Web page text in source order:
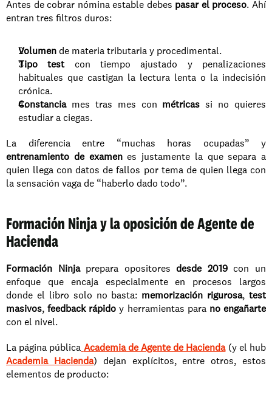
Antes de cobrar nómina estable debes pasar el proceso. Ahí
entran tres filtros duros:
Volumen de materia tributaria y procedimental.
Tipo test con tiempo ajustado y penalizaciones
habituales que castigan la lectura lenta o la indecisión
crónica.
Constancia mes tras mes con métricas si no quieres
estudiar a ciegas.
entrenamiento de examen es justamente la que separa a
quien llega con datos de fallos por tema de quien llega con
la sensación vaga de “haberlo dado todo”.
Formación Ninja y la oposición de Agente de
Hacienda
Formación Ninja prepara opositores desde 2019 con un
enfoque que encaja especialmente en procesos largos
donde el libro solo no basta: memorización rigurosa, test
masivos, feedback rápido y herramientas para no engañarte
con el nivel.
La página pública Academia de Agente de Hacienda (y el hub
Academia Hacienda) dejan explícitos, entre otros, estos
elementos de producto: